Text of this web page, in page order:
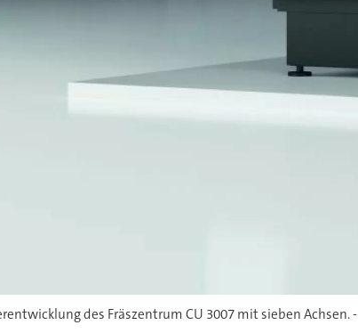
des Fräszentrum CU 3007 mit sieben Achsen. -